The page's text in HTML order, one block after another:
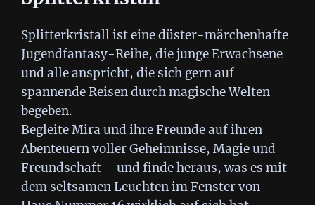
Splitterkristall ist eine düster-märchenhafte
Jugendfantasy-Reihe, die junge Erwachsene
und alle anspricht, die sich gern auf
spannende Reisen durch magische Welten
begeben.
Begleite Mira und ihre Freunde auf ihren
Abenteuern voller Geheimnisse, Magie und
Freundschaft – und finde heraus, was es mit
dem seltsamen Leuchten im Fenster von